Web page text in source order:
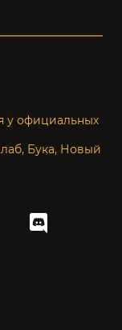
у официальных
Бука, Новый